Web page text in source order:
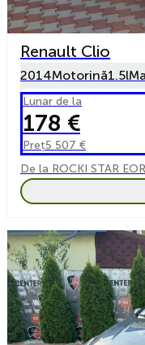
Renault Clio
2014Motorină1.5l
Lunar de la
178 €
Preț5 507 €
De la ROCKI STAR